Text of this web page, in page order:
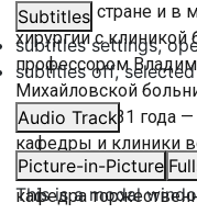
Subtitles
subtitles settings,
subtitles off, selected
Audio Track
Picture-in-Picture
This is a modal
Первая в стране и в
хирургии с клиникой
профессором
Михайловской
8 августа 1931 года
кафедры и клиники
уже Военно-
кафедра